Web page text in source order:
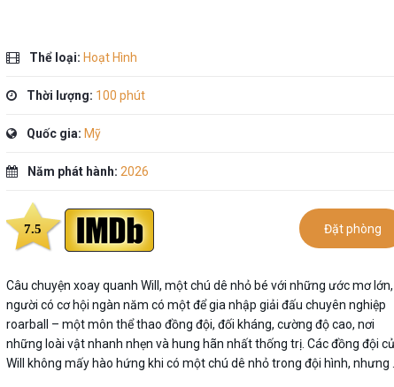
Thể loại: Hoạt Hình
Thời lượng: 100 phút
Quốc gia: Mỹ
Năm phát hành: 2026
7.5 Đặt phòng
Câu chuyện xoay quanh Will, một chú dê nhỏ bé với những ước mơ lớn,
người có cơ hội ngàn năm có một để gia nhập giải đấu chuyên nghiệp
roarball – một môn thể thao đồng đội, đối kháng, cường độ cao, nơi
những loài vật nhanh nhẹn và hung hãn nhất thống trị. Các đồng đội
Will không mấy hào hứng khi có một chú dê nhỏ trong đội hình, nhưng …